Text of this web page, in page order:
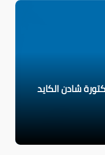
شادن الكايد